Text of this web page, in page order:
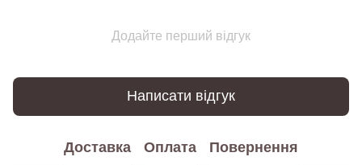
Додайте перший відгук
Написати відгук
Доставка Оплата Повернення